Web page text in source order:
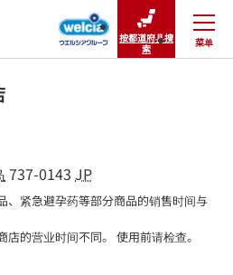
按都道府县搜
索
菜单
关闭
737-0143 JP
、紧急避孕药等部分商品的销售时间与
的营业时间不同。 使用前请检查。